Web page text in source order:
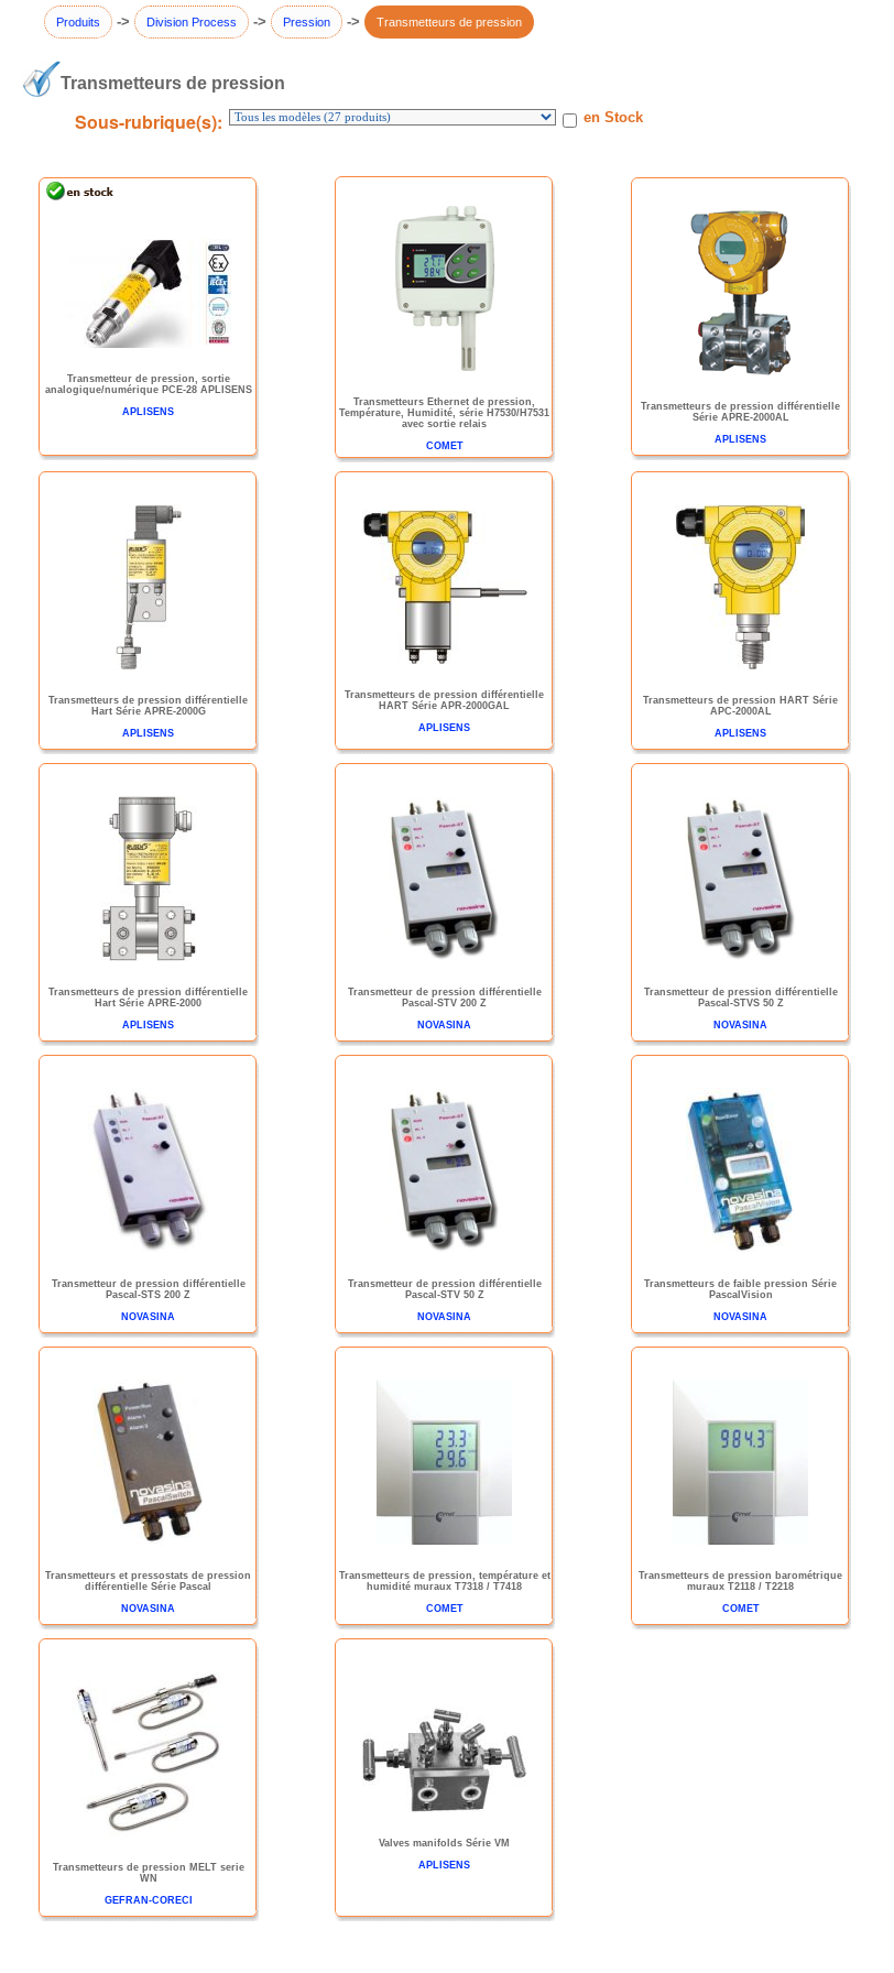
Produits -> Division Process -> Pression -> Transmetteurs de pression
Transmetteurs de pression
Sous-rubrique(s): en Stock
Transmetteur de pression, sortie
analogique/numérique PCE-28 APLISENS
APLISENS
Transmetteurs Ethernet de pression,
Température, Humidité, série H7530/H7531
avec sortie relais
COMET
Transmetteurs de pression différentielle
Série APRE-2000AL
APLISENS
Transmetteurs de pression différentielle
Hart Série APRE-2000G
APLISENS
Transmetteurs de pression différentielle
HART Série APR-2000GAL
APLISENS
Transmetteurs de pression HART Série
APC-2000AL
APLISENS
Transmetteurs de pression différentielle
Hart Série APRE-2000
APLISENS
Transmetteur de pression différentielle
Pascal-STV 200 Z
NOVASINA
Transmetteur de pression différentielle
Pascal-STVS 50 Z
NOVASINA
Transmetteur de pression différentielle
Pascal-STS 200 Z
NOVASINA
Transmetteur de pression différentielle
Pascal-STV 50 Z
NOVASINA
Transmetteurs de faible pression Série
PascalVision
NOVASINA
Transmetteurs et pressostats de pression
différentielle Série Pascal
NOVASINA
Transmetteurs de pression, température et
humidité muraux T7318 / T7418
COMET
Transmetteurs de pression barométrique
muraux T2118 / T2218
COMET
Transmetteurs de pression MELT serie
WN
GEFRAN-CORECI
Valves manifolds Série VM
APLISENS